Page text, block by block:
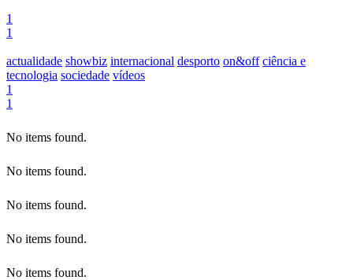
1
1
actualidade showbiz internacional desporto on&off ciência e
tecnologia sociedade vídeos
1
1
No items found.
No items found.
No items found.
No items found.
No items found.